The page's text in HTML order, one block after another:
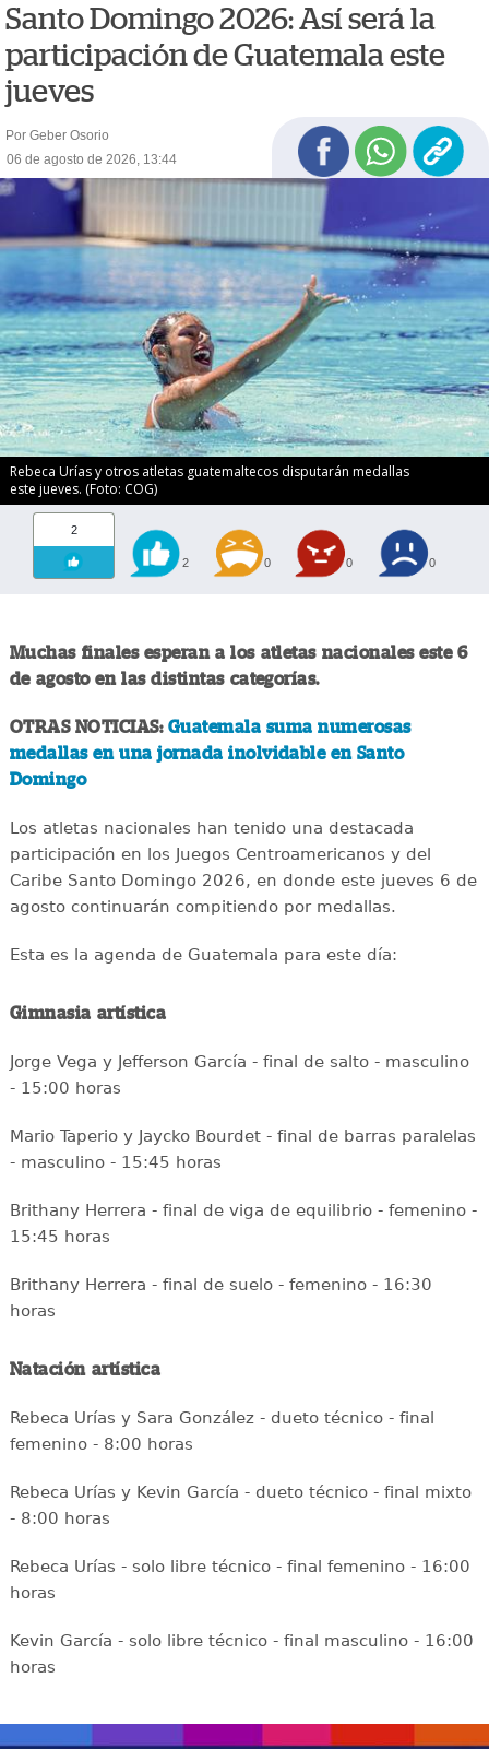
Santo Domingo 2026: Así será la
participación de Guatemala este
jueves
Por Geber Osorio
06 de agosto de 2026, 13:44
Rebeca Urías y otros atletas guatemaltecos disputarán medallas
este jueves. (Foto: COG)
2
2 0 0 0
Muchas finales esperan a los atletas nacionales este 6
de agosto en las distintas categorías.
OTRAS NOTICIAS: Guatemala suma numerosas
medallas en una jornada inolvidable en Santo
Domingo
Los atletas nacionales han tenido una destacada
participación en los Juegos Centroamericanos y del
Caribe Santo Domingo 2026, en donde este jueves 6 de
agosto continuarán compitiendo por medallas.
Esta es la agenda de Guatemala para este día:
Gimnasia artística
Jorge Vega y Jefferson García - final de salto - masculino
- 15:00 horas
Mario Taperio y Jaycko Bourdet - final de barras paralelas
- masculino - 15:45 horas
Brithany Herrera - final de viga de equilibrio - femenino -
15:45 horas
Brithany Herrera - final de suelo - femenino - 16:30
horas
Natación artística
Rebeca Urías y Sara González - dueto técnico - final
femenino - 8:00 horas
Rebeca Urías y Kevin García - dueto técnico - final mixto
- 8:00 horas
Rebeca Urías - solo libre técnico - final femenino - 16:00
horas
Kevin García - solo libre técnico - final masculino - 16:00
horas